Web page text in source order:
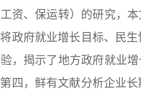
资、保运转）的研究，
政府就业增长目标、民
，揭示了地方政府就业
四，鲜有文献分析企业